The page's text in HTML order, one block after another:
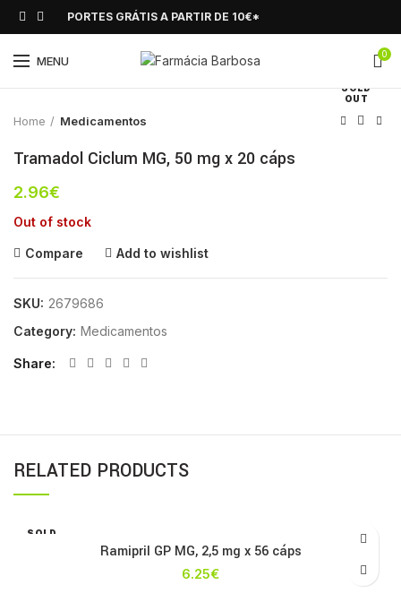
PORTES GRÁTIS A PARTIR DE 10€*
MENU 0
SOLD
OUT
Click to enlarge
Home Medicamentos
Tramadol Ciclum MG, 50 mg x 20 cáps
2.96€
Out of stock
Compare Add to wishlist
SKU: 2679686
Category: Medicamentos
Share
RELATED PRODUCTS
SOLD
Ramipril GP MG, 2,5 mg x 56 cáps
6.25€